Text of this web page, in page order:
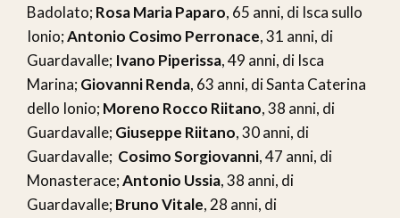
Badolato; Rosa Maria Paparo, 65 anni, di Isca sullo
Ionio;Antonio Cosimo Perronace, 31 anni, di
Guardavalle; Ivano Piperissa, 49 anni, di Isca
Marina; Giovanni Renda, 63 anni, di Santa Caterina
dello Ionio; Moreno Rocco Riitano, 38 anni, di
Guardavalle; Giuseppe Riitano, 30 anni, di
Guardavalle; Cosimo Sorgiovanni, 47 anni, di
Monasterace;Antonio Ussia, 38 anni, di
Guardavalle; Bruno Vitale, 28 anni, di